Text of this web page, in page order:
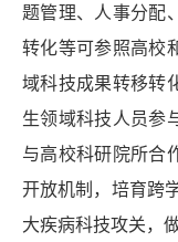
题管理、人事分配
转化等可参照高校
域科技成果转移转
生领域科技人员参
与高校科研院所合
开放机制，培育跨
大疾病科技攻关，